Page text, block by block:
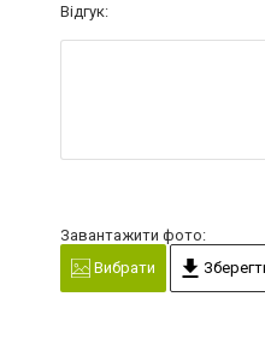
Відгук:
Завантажити фото:
Вибрати